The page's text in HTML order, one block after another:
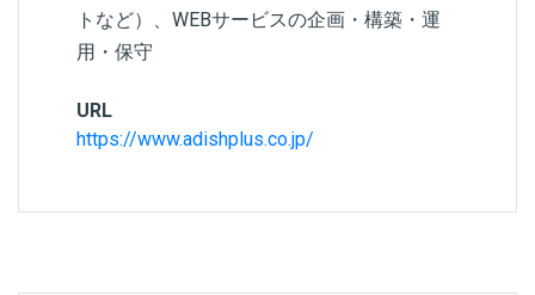
トなど）、WEBサービスの企画・構築・運
用・保守
URL
https://www.adishplus.co.jp/